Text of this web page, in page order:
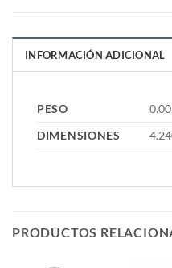
INFORMACIÓN ADICIONAL
PESO
DIMENSIONES
PRODUCTOS